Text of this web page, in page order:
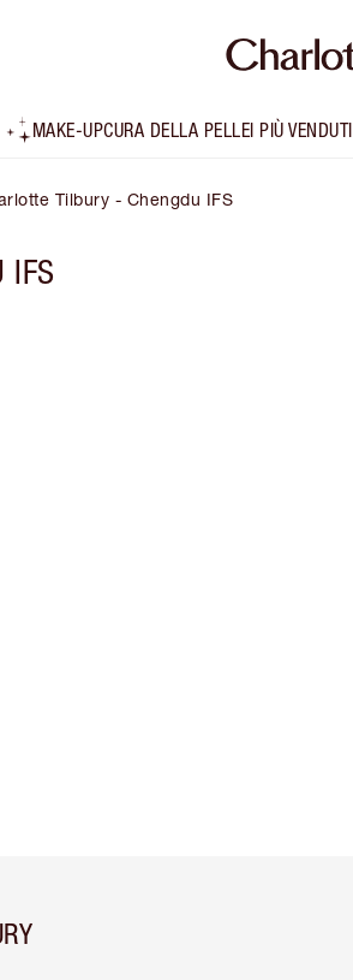
MAKE-UPCURA DELLA PELLEI PIÙ VENDUTI
Tilbury - Chengdu IFS
IFS